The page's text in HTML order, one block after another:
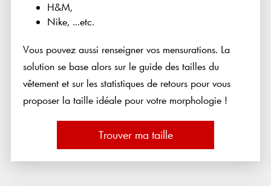
H&M,
Nike, ...etc.
Vous pouvez aussi renseigner vos mensurations. La
solution se base alors sur le guide des tailles du
vêtement et sur les statistiques de retours pour vous
proposer la taille idéale pour votre morphologie !
Trouver ma taille